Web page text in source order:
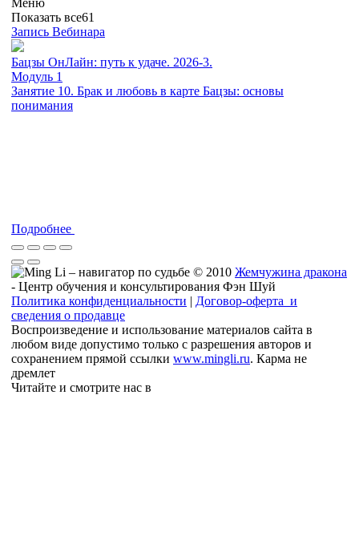
Показать все61
Запись Вебинара
Бацзы ОнЛайн: путь к удаче. 2026-3.
Модуль 1
Занятие 10. Брак и любовь в карте Бацзы: основы
понимания
Подробнее
© 2010 Жемчужина дракона
- Центр обучения и консультирования Фэн Шуй
Политика конфиденциальности | Договор-оферта и
сведения о продавце
Воспроизведение и использование материалов сайта в
любом виде допустимо только с разрешения авторов и
сохранением прямой ссылки www.mingli.ru. Карма не
дремлет
Читайте и смотрите нас в